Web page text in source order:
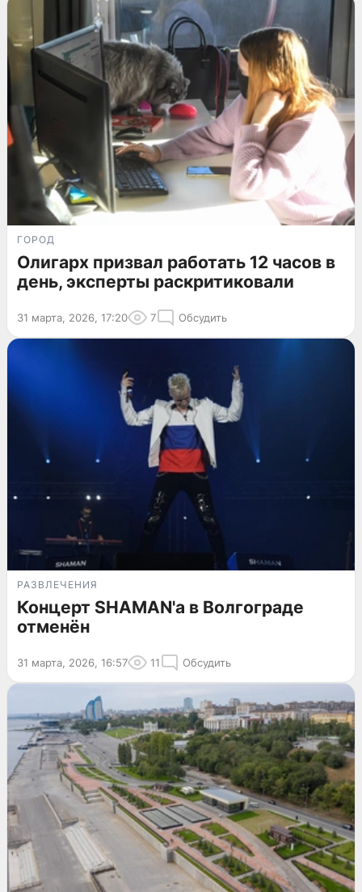
ГОРОД
Олигарх призвал работать 12 часов в
день, эксперты раскритиковали
31 марта, 2026, 17:20 7 Обсудить
РАЗВЛЕЧЕНИЯ
Концерт SHAMAN'а в Волгограде
отменён
31 марта, 2026, 16:57 11 Обсудить